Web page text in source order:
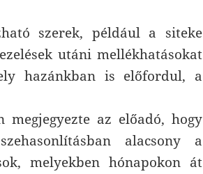
szerek, például a siteke
utáni mellékhatásokat
hazánkban is előfordul, a
megjegyezte az előadó, hogy
alacsony a
melyekben hónapokon át